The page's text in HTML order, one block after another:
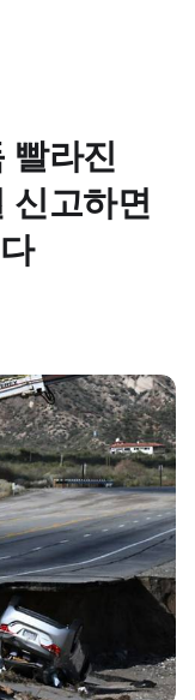
빨라진
신고하면